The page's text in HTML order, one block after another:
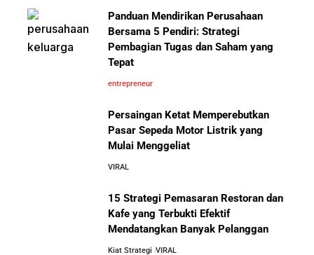
Mengenal Onitsuka Tiger: 8 Fakta
Menarik di Balik Sepatu Ikonik
Asal Jepang
10 Pelajaran Bisnis dari Eiger:
Brand Lokal Yang Menjadi Market
Lengkap untuk Pemula
5 Alasan Kenapa Bekerja di Perusahaan Orang Lain
Sebelum Memulai Usaha Sendiri Adalah Langkah
5 Alasan Kenapa Kamu Harus Bekerja di Perusahaan
Orang Lain Sebelum Bikin Bisnis Sendiri
Jurus-Jurus Bisnis UMKM Agar Bertahan Saat Krisis
Ekonomi dan Penjualan Turun
Panduan Mendirikan Perusahaan
Bersama 5 Pendiri: Strategi
Pembagian Tugas dan Saham yang
Tepat
entrepreneur
Persaingan Ketat Memperebutkan
Pasar Sepeda Motor Listrik yang
Mulai Menggeliat
VIRAL
15 Strategi Pemasaran Restoran dan
Kafe yang Terbukti Efektif
Mendatangkan Banyak Pelanggan
Kiat Strategi VIRAL